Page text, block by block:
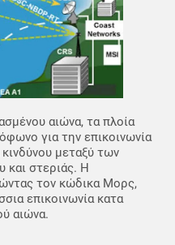
αιώνα, τα πλοία
για την επικοινωνία
μεταξύ των
και στεριάς. Η
τον κώδικα Μορς,
επικοινωνία κατα
αιώνα.